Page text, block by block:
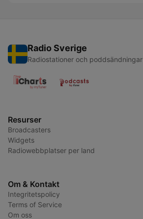
Radio Sverige
Radiostationer och poddsändningar
Resurser
Broadcasters
Widgets
Radiowebbplatser per land
Om & Kontakt
Integritetspolicy
Terms of Service
Om oss